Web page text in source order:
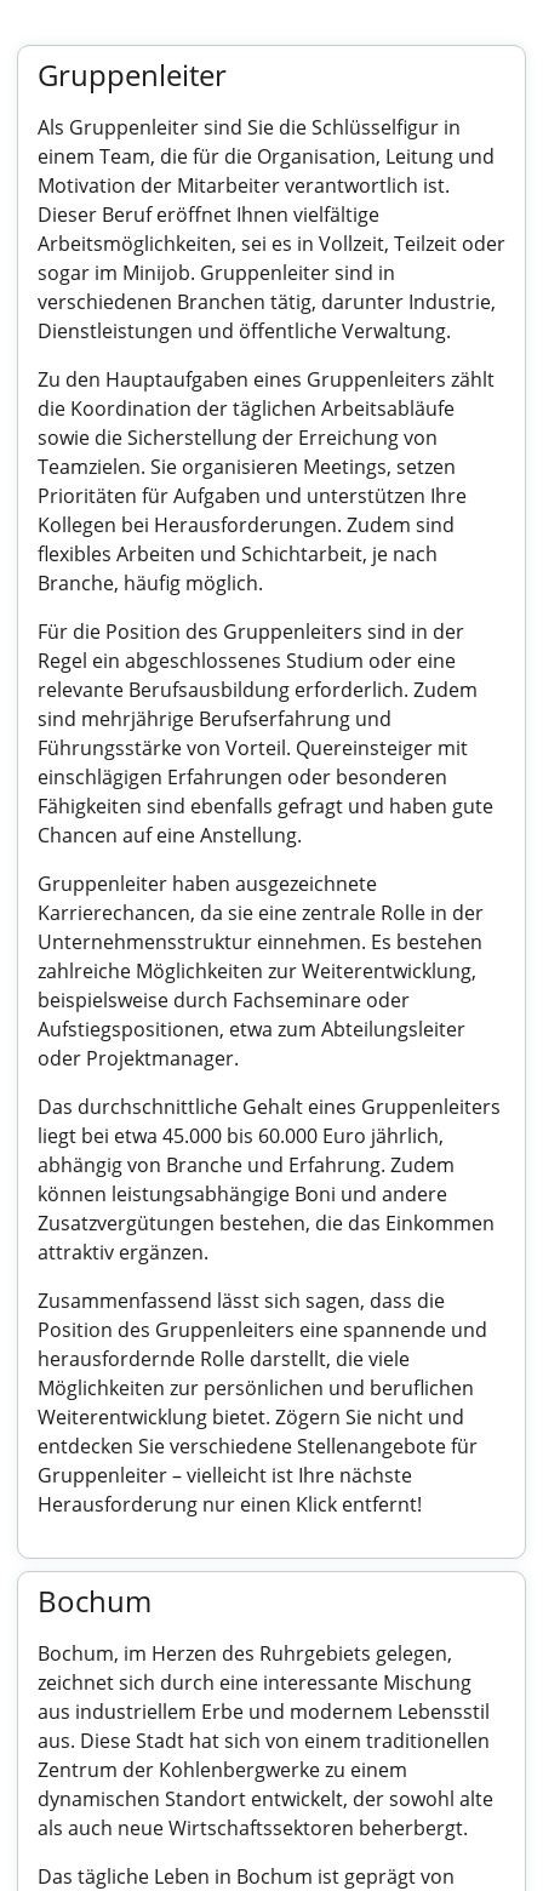
Gruppenleiter
Als Gruppenleiter sind Sie die Schlüsselfigur in
einem Team, die für die Organisation, Leitung und
Motivation der Mitarbeiter verantwortlich ist.
Dieser Beruf eröffnet Ihnen vielfältige
Arbeitsmöglichkeiten, sei es in Vollzeit, Teilzeit oder
sogar im Minijob. Gruppenleiter sind in
verschiedenen Branchen tätig, darunter Industrie,
Dienstleistungen und öffentliche Verwaltung.
Zu den Hauptaufgaben eines Gruppenleiters zählt
die Koordination der täglichen Arbeitsabläufe
sowie die Sicherstellung der Erreichung von
Teamzielen. Sie organisieren Meetings, setzen
Prioritäten für Aufgaben und unterstützen Ihre
Kollegen bei Herausforderungen. Zudem sind
flexibles Arbeiten und Schichtarbeit, je nach
Branche, häufig möglich.
Für die Position des Gruppenleiters sind in der
Regel ein abgeschlossenes Studium oder eine
relevante Berufsausbildung erforderlich. Zudem
sind mehrjährige Berufserfahrung und
Führungsstärke von Vorteil. Quereinsteiger mit
einschlägigen Erfahrungen oder besonderen
Fähigkeiten sind ebenfalls gefragt und haben gute
Chancen auf eine Anstellung.
Gruppenleiter haben ausgezeichnete
Karrierechancen, da sie eine zentrale Rolle in der
Unternehmensstruktur einnehmen. Es bestehen
zahlreiche Möglichkeiten zur Weiterentwicklung,
beispielsweise durch Fachseminare oder
Aufstiegspositionen, etwa zum Abteilungsleiter
oder Projektmanager.
Das durchschnittliche Gehalt eines Gruppenleiters
liegt bei etwa 45.000 bis 60.000 Euro jährlich,
abhängig von Branche und Erfahrung. Zudem
können leistungsabhängige Boni und andere
Zusatzvergütungen bestehen, die das Einkommen
attraktiv ergänzen.
Zusammenfassend lässt sich sagen, dass die
Position des Gruppenleiters eine spannende und
herausfordernde Rolle darstellt, die viele
Möglichkeiten zur persönlichen und beruflichen
Weiterentwicklung bietet. Zögern Sie nicht und
entdecken Sie verschiedene Stellenangebote für
Gruppenleiter – vielleicht ist Ihre nächste
Herausforderung nur einen Klick entfernt!
Bochum
Bochum, im Herzen des Ruhrgebiets gelegen,
zeichnet sich durch eine interessante Mischung
aus industriellem Erbe und modernem Lebensstil
aus. Diese Stadt hat sich von einem traditionellen
Zentrum der Kohlenbergwerke zu einem
dynamischen Standort entwickelt, der sowohl alte
als auch neue Wirtschaftssektoren beherbergt.
Das tägliche Leben in Bochum ist geprägt von